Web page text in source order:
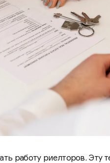
работу риелторов. Эту